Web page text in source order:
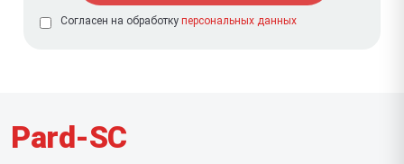
Согласен на обработку персональных данных
Pard-SC